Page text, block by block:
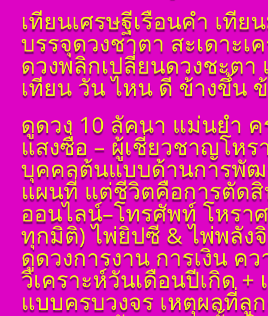
ตั้งชื่อมงคลคนเกิดวัน
อังคาร ตั้งชื่อดี เป็น
มงคล ชื่อมงคล ตั้งชื่อ
เลขศาสตร์ มหาทักษา
พลังดาวพระเคราะห์
ตั้งดวงถอดดาวด้วย
โหราศาตร์ ๑๐ ลัคนา
ออกมาเป็นจุดอ่อนจุด
ในพื้นดวงชาตา
ตั้งชื่อมงคลคนเกิดวัน
พุธ ตั้งชื่อดี เป็นมงคล
ชื่อมงคล ตั้งชื่อ เลข
ศาสตร์ มหาทักษา พลัง
ดาวพระเคราะห์ ตั้ง
ดวงถอดดาวด้วยโหรา
ศาตร์ ๑๐ ลัคนา ออกมา
เป็นจุดอ่อนจุดแข็ง
แก้ไขข้อบกพร่องในพื้น
ดวงชาตา
ตั้งชื่อมงคลคนเกิดวัน
พฤหัสบดี ตั้งชื่อดี เป็น
มงคล ชื่อมงคล ตั้งชื่อ
เลขศาสตร์ มหาทักษา
พลังดาวพระเคราะห์
ตั้งดวงถอดดาวด้วย
เทียนเศรษฐีเรือนคำ เที
บรรจุดวงชาตา สะเดาะ
ดวงพลิกเปลี่ยนดวงชะต
เทียน วัน ไหน ดี ข้างขึ้น
ดูดวง 10 ลัคนา แม่นยำ
แสงซื่อ – ผู้เชี่ยวชาญโห
บุคคลต้นแบบด้านการพัฒ
แผนที่ แต่ชีวิตคือการตัด
ออนไลน์–โทรศัพท์ โหรา
ทุกมิติ) ไพ่ยิปซี & ไพ่พลัง
ดูดวงการงาน การเงิน ค
วิเคราะห์วันเดือนปีเกิด
แบบครบวงจร เหตุผลที่ลู